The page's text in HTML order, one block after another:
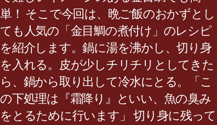
単！ そこで今回は、晩ご飯のおかずとし
ても人気の「金目鯛の煮付け」のレシピ
を紹介します。鍋に湯を沸かし、切り身
を入れる。皮が少しチリチリとしてきた
ら、鍋から取り出して冷水にとる。「こ
の下処理は『霜降り』といい、魚の臭み
をとるために行います」 切り身に残って